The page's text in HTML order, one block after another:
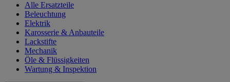
Alle Ersatzteile
Beleuchtung
Elektrik
Karosserie & Anbauteile
Lackstifte
Mechanik
Öle & Flüssigkeiten
Wartung & Inspektion